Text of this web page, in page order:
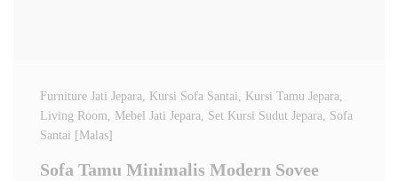
Furniture Jati Jepara, Kursi Sofa Santai, Kursi Tamu Jepara,
Living Room, Mebel Jati Jepara, Set Kursi Sudut Jepara, Sofa
Santai [Malas]
Sofa Tamu Minimalis Modern Sovee